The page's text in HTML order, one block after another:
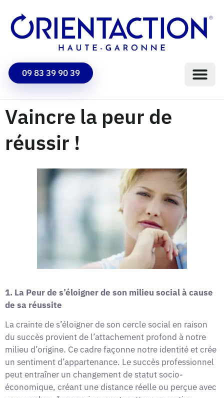
09 83 39 90 39
Vaincre la peur de
réussir !
1. La Peur de s’éloigner de son milieu social à cause
de sa réussite
La crainte de s’éloigner de son cercle social en raison
du succès provient de l’attachement profond à notre
milieu d’origine. Ce cadre façonne notre identité et crée
un sentiment d’appartenance. Le succès professionnel
peut entraîner un changement de statut socio-
économique, créant une distance réelle ou perçue avec